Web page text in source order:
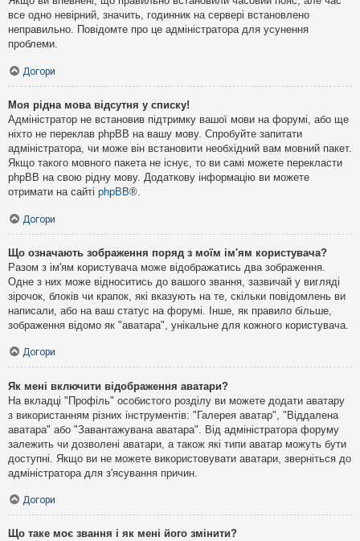
все одно невірний, значить, годинник на сервері встановлено
неправильно. Повідомте про це адміністратора для усунення
проблеми.
Догори
Моя рідна мова відсутня у списку!
Адміністратор не встановив підтримку вашої мови на форумі, або ще
ніхто не переклав phpBB на вашу мову. Спробуйте запитати
адміністратора, чи може він встановити необхідний вам мовний пакет.
Якщо такого мовного пакета не існує, то ви самі можете перекласти
phpBB на свою рідну мову. Додаткову інформацію ви можете
отримати на сайті phpBB®.
Догори
Що означають зображення поряд з моїм ім'ям користувача?
Разом з ім'ям користувача може відображатись два зображення.
Одне з них може відноситись до вашого звання, зазвичай у вигляді
зірочок, блоків чи крапок, які вказують на те, скільки повідомлень ви
написали, або на ваш статус на форумі. Інше, як правило більше,
зображення відомо як "аватара", унікальне для кожного користувача.
Догори
Як мені включити відображення аватари?
На вкладці "Профіль" особистого розділу ви можете додати аватару
з використанням різних інструментів: "Галерея аватар", "Віддалена
аватара" або "Завантажувана аватара". Від адміністратора форуму
залежить чи дозволені аватари, а також які типи аватар можуть бути
доступні. Якщо ви не можете використовувати аватари, зверніться до
адміністратора для з'ясування причин.
Догори
Що таке моє звання і як мені його змінити?